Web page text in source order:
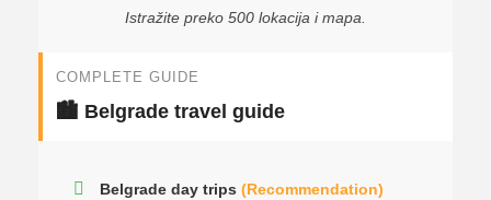
Istražite preko 500 lokacija i mapa.
COMPLETE GUIDE
🏙️ Belgrade travel guide
Belgrade day trips (Recommendation)